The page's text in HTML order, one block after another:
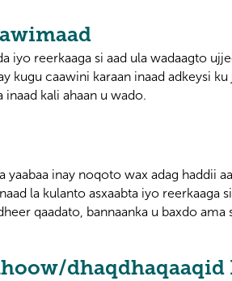
iyo reerkaaga si aad ula wadaagto
kugu caawini karaan inaad adkeysi
inaad kali ahaan u wado.
yaabaa inay noqoto wax adag haddii
la kulanto asxaabta iyo reerkaaga
qaadato, bannaanka u baxdo
dhaqdhaqaaqid